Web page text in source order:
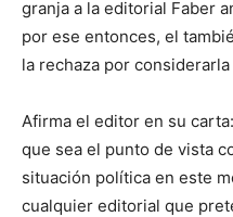
granja a la editorial Faber
por ese entonces, el
la rechaza por
Afirma el editor en su
que sea el punto de vista
situación política en este
cualquier editorial que